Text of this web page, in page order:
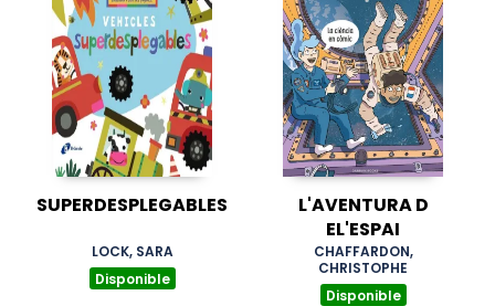
SUPERDESPLEGABLES
LOCK, SARA
Disponible
L'AVENTURA D
EL'ESPAI
CHAFFARDON,
CHRISTOPHE
Disponible